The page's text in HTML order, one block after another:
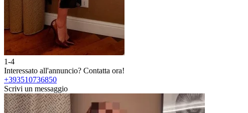
1-4
Interessato all'annuncio? Contatta ora!
+393510736850
Scrivi un messaggio